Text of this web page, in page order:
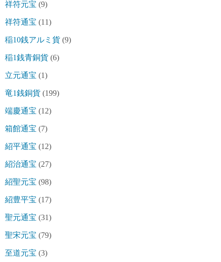
祥符元宝 (9)
祥符通宝 (11)
稲10銭アルミ貨 (9)
稲1銭青銅貨 (6)
立元通宝 (1)
竜1銭銅貨 (199)
端慶通宝 (12)
箱館通宝 (7)
紹平通宝 (12)
紹治通宝 (27)
紹聖元宝 (98)
紹豊平宝 (17)
聖元通宝 (31)
聖宋元宝 (79)
至道元宝 (3)